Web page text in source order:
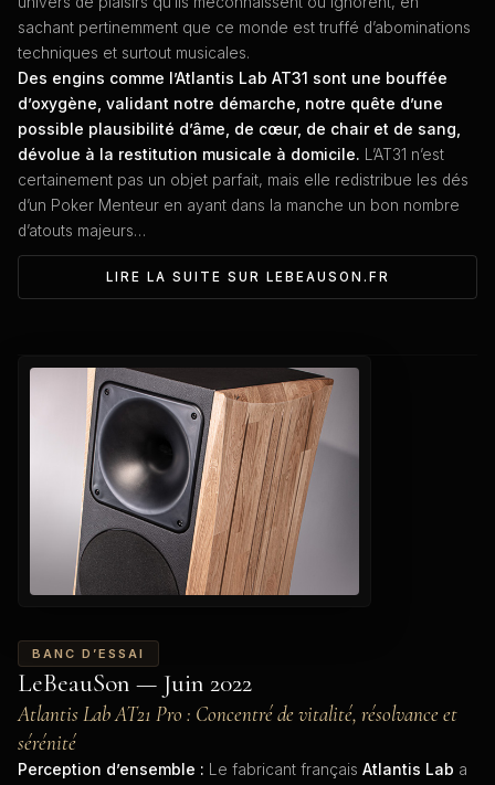
sachant pertinemment que ce monde est truffé d’abominations
techniques et surtout musicales.
Des engins comme l’Atlantis Lab AT31 sont une bouffée
d’oxygène, validant notre démarche, notre quête d’une
possible plausibilité d’âme, de cœur, de chair et de sang,
dévolue à la restitution musicale à domicile. L’AT31 n’est
certainement pas un objet parfait, mais elle redistribue les dés
d’un Poker Menteur en ayant dans la manche un bon nombre
d’atouts majeurs…
LIRE LA SUITE SUR LEBEAUSON.FR
BANC D’ESSAI
LeBeauSon — Juin 2022
Atlantis Lab AT21 Pro : Concentré de vitalité, résolvance et
sérénité
Perception d’ensemble : Le fabricant français Atlantis Lab a